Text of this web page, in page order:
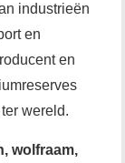
industrieën
en
en
wereld.
wolfraam,